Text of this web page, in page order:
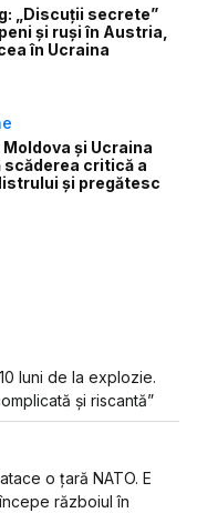
„Discuții secrete”
și ruși în Austria,
în Ucraina
și Ucraina
scăderea critică a
și pregătesc
luni de la explozie.
și riscantă”
o țară NATO. E
războiul în